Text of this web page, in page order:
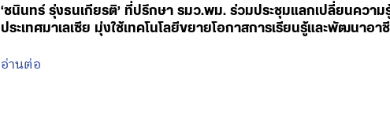
‘ชนินทร์ รุ่งธนเกียรติ’ ที่ปรึกษา รมว.พม. ร่วมประชุมแลกเปลี่ยนควา
ประเทศมาเลเซีย มุ่งใช้เทคโนโลยีขยายโอกาสการเรียนรู้และพัฒนา
อ่านต่อ